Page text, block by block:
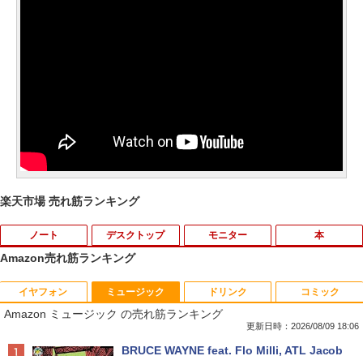
楽天市場 売れ筋ランキング
ノート
1
【ノートPC用】【あんしん3ヶ月に延長
保証】通常付属している30日の保証期間
が3ヶ月に延長されます。【単品購入・併
デスクトップ
1
中古パソコン | NEC | Mate MKM28L-3 |
Windows11 | デスクトップ | 一年保証 |
第8世代 | Core i5 8400 2.8(〜最大4.0)G
モニター
1
NEC AS223WM 液晶モニター 21.5イン
チワイド 白 ホワイト 1920×1080 （フル
HD）TN 白色LEDバックライト ミニ D-s
本
1
宇宙兄弟（46） 【電子書籍】[ 小山宙哉
]
￥1,131
Amazon売れ筋ランキング
イヤフォン
Anker Soundcore P40i オフホワイト
ミュージック
Amazon ミュージック の売れ筋ランキング
更新日時：2026/08/09 18:06
BRUCE WAYNE feat. Flo Milli, ATL Jacob
ドリンク コミック